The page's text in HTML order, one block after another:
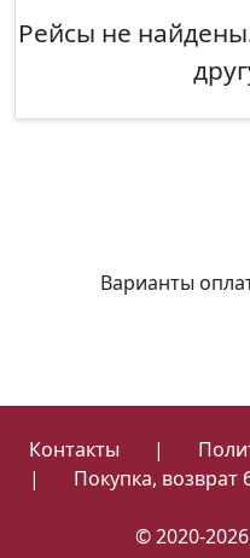
Рейсы не
Варианты
Контакты |
|
Покупка, возврат
© 2020-